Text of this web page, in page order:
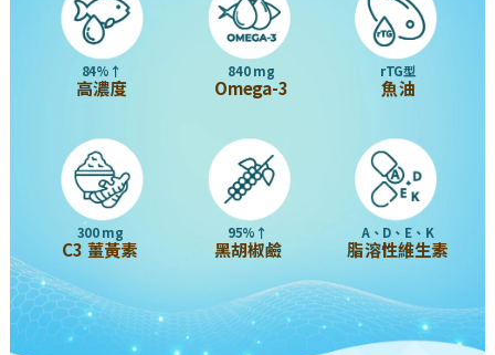
84%↑
高濃度
840 mg
Omega-3
rTG型
魚油
300 mg
C3 薑黃素
95%↑
黑胡椒鹼
A、D、E、K
脂溶性維生素